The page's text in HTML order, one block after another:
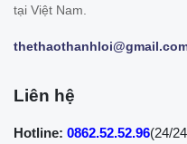
tại Việt Nam.
Liên hệ
Hotline: 0862.52.52.96(24/